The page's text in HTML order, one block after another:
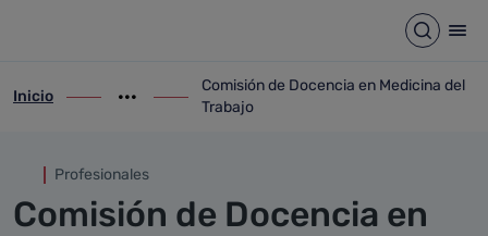
Comisión de Docencia en Abrir
ir-a inicio
Inicio
Mostrar opciones del camino de migas
ir-a Comisión de Docencia en Medicina
Comisión de Docencia en Medicina del
Trabajo
Profesionales
Comisión de Docencia en